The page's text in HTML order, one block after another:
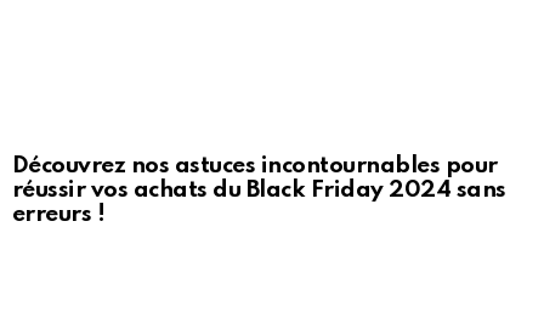
Découvrez nos astuces incontournables pour
réussir vos achats du Black Friday 2024 sans
erreurs !